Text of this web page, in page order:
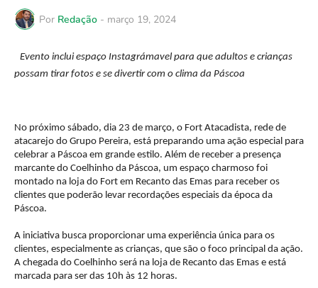
Por Redação - março 19, 2024
Evento inclui espaço Instagrámavel para que adultos e crianças
possam tirar fotos e se divertir com o clima da Páscoa
No próximo sábado, dia 23 de março, o Fort Atacadista, rede de
atacarejo do Grupo Pereira, está preparando uma ação especial para
celebrar a Páscoa em grande estilo. Além de receber a presença
marcante do Coelhinho da Páscoa, um espaço charmoso foi
montado na loja do Fort em Recanto das Emas para receber os
clientes que poderão levar recordações especiais da época da
Páscoa.
A iniciativa busca proporcionar uma experiência única para os
clientes, especialmente as crianças, que são o foco principal da ação.
A chegada do Coelhinho será na loja de Recanto das Emas e está
marcada para ser das 10h às 12 horas.